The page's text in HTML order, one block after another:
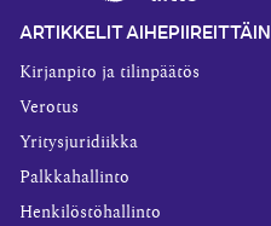
ARTIKKELIT AIHEPIIREITTÄIN
Kirjanpito ja tilinpäätös
Verotus
Yritysjuridiikka
Palkkahallinto
Henkilöstöhallinto